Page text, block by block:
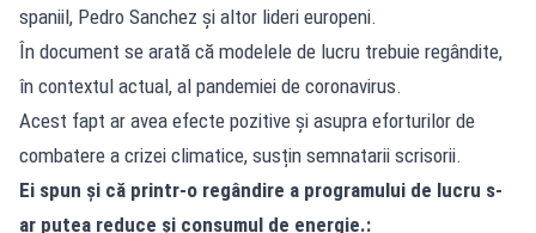
spaniil, Pedro Sanchez și altor lideri europeni.
În document se arată că modelele de lucru trebuie regândite,
în contextul actual, al pandemiei de coronavirus.
Acest fapt ar avea efecte pozitive și asupra eforturilor de
combatere a crizei climatice, susțin semnatarii scrisorii.
Ei spun și că printr-o regândire a programului de lucru s-
ar putea reduce și consumul de energie.: